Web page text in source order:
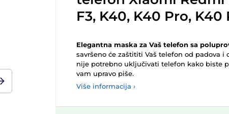
F3, K40, K40 Pro, K40
Elegantna maska za Vaš telefon sa
savršeno će zaštititi Vaš telefon od padova i
nije potrebno uključivati telefon kako biste
vam upravo piše.
Više informacija ›